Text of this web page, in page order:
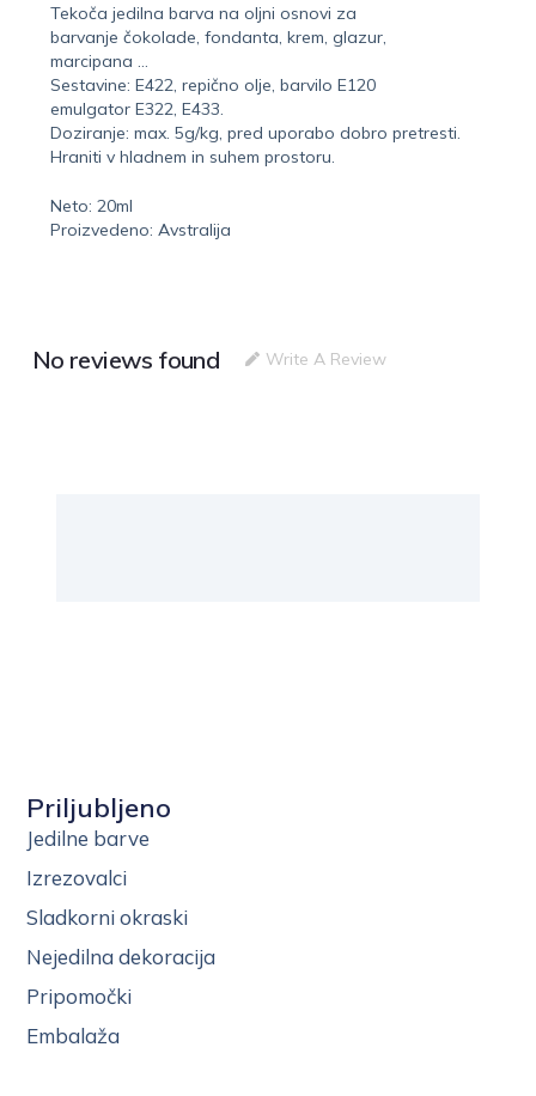
Tekoča jedilna barva na oljni osnovi za
barvanje čokolade, fondanta, krem, glazur,
marcipana …
Sestavine: E422, repično olje, barvilo E120
emulgator E322, E433.
Doziranje: max. 5g/kg, pred uporabo dobro pretresti.
Hraniti v hladnem in suhem prostoru.
Neto: 20ml
Proizvedeno: Avstralija
No reviews found Write A Review
Priljubljeno
Jedilne barve
Izrezovalci
Sladkorni okraski
Nejedilna dekoracija
Pripomočki
Embalaža